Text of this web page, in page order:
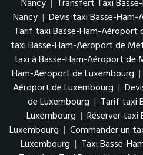
Nancy | Transfert Taxi
Nancy | Devis taxi Basse-
Tarif taxi Basse-Ham-Aéroport
taxi Basse-Ham-Aéroport de
taxi à Basse-Ham-Aéroport de
Ham-Aéroport de Luxembourg |
Aéroport de Luxembourg |
de Luxembourg | Tarif taxi
Luxembourg | Réserver
Luxembourg | Commander un
Luxembourg | Taxi Basse-